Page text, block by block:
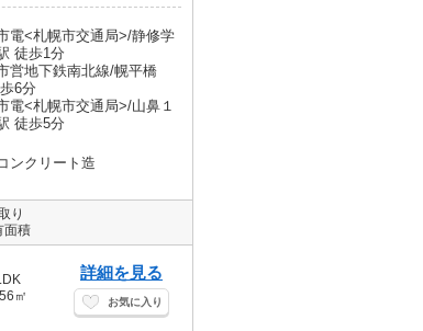
電<札幌市交通局>/静修学
徒歩1分
営地下鉄南北線/幌平橋
6分
電<札幌市交通局>/山鼻１
徒歩5分
ンクリート造
り
面積
㎡
詳細を見る
お気に入り